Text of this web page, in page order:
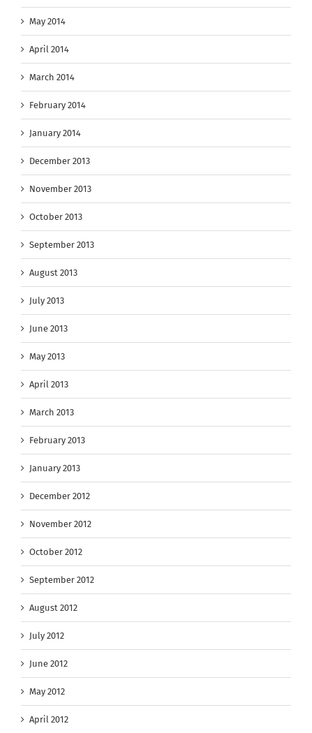
May 2014
April 2014
March 2014
February 2014
January 2014
December 2013
November 2013
October 2013
September 2013
August 2013
July 2013
June 2013
May 2013
April 2013
March 2013
February 2013
January 2013
December 2012
November 2012
October 2012
September 2012
August 2012
July 2012
June 2012
May 2012
April 2012